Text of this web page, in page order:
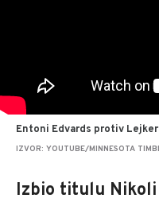
Entoni Edvards protiv
IZVOR: YOUTUBE/MINNESOTA
Izbio titulu Nikoli